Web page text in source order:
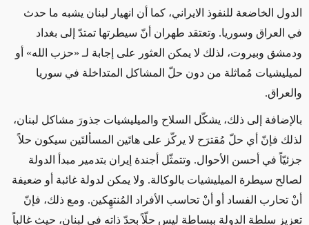
الدول الخاضعة للنفوذ الايراني، كما أن انهيار لبنان يشبه ما حدث
في العراق وسوريا. وتعتقد طهران أنّ سيطرتها تمتدّ إلى بغداد
ودمشق وبيروت، لذلك لا يمكن العثور على إجابة لـ «حزب الله» أو
لميليشيات مُماثلة من دون حلّ المشاكل المتداخلة في سوريا
والعراق.
بالإضافة إلى ذلك، يشكّل السلاح والميليشيات جذورَ مشاكل لبنان،
لذلك فإنّ أي حلّ مُقترَح لا يركّز على هاتَين المسألتَين سيكون حلاً
جزئيّاً في أحسن الأحوال. وتتمثّل أجندة إيران بتدمير مبدأ الدولة
لصالح سيطرة الميليشيات بالوكالة. ولا يمكن لدولة غائبة أو ضعيفة
أنْ تحارب الفساد أو أنْ تحاسب الأفراد المُنتهِكين. ومع ذلك، فإنّ
تعزيز سلطة الدولة ببساطة ليس حلّاً بحدّ ذاته في لبنان، حيث غالباً